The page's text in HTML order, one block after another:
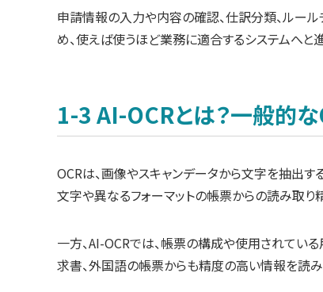
申請情報の入力や内容の確認、仕訳分類、ルー
め、使えば使うほど業務に適合するシステムへと
1-3 AI-OCRとは？一般的
OCRは、画像やスキャンデータから文字を抽出す
文字や異なるフォーマットの帳票からの読み取り
一方、AI-OCRでは、帳票の構成や使用されてい
求書、外国語の帳票からも精度の高い情報を読み